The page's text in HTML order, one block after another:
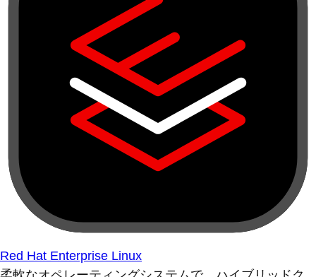
Red Hat Enterprise Linux